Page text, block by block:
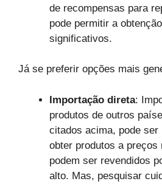
de recompensas para
pode permitir a
significativos.
Já se preferir opções mais
Importação direta:
produtos de outros
citados acima, pode ser
obter produtos a preços
podem ser revendidos
alto. Mas, pesquisar